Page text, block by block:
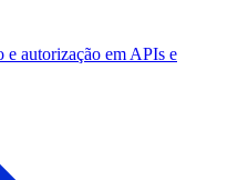
e autorização em APIs e